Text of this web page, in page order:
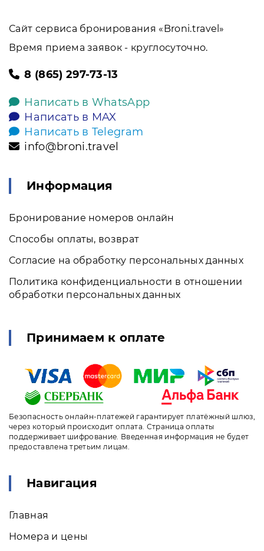
Сайт сервиса бронирования «Broni.travel»
Время приема заявок - круглосуточно.
8 (865) 297-73-13
Написать в WhatsApp
Написать в MAX
Написать в Telegram
info@broni.travel
Информация
Бронирование номеров онлайн
Способы оплаты, возврат
Согласие на обработку персональных данных
Политика конфиденциальности в отношении
обработки персональных данных
Принимаем к оплате
Безопасность онлайн-платежей гарантирует платёжный шлюз,
через который происходит оплата. Страница оплаты
поддерживает шифрование. Введенная информация не будет
предоставлена третьим лицам.
Навигация
Главная
Номера и цены